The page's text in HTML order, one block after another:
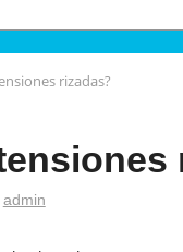
rizadas?
Author
admin